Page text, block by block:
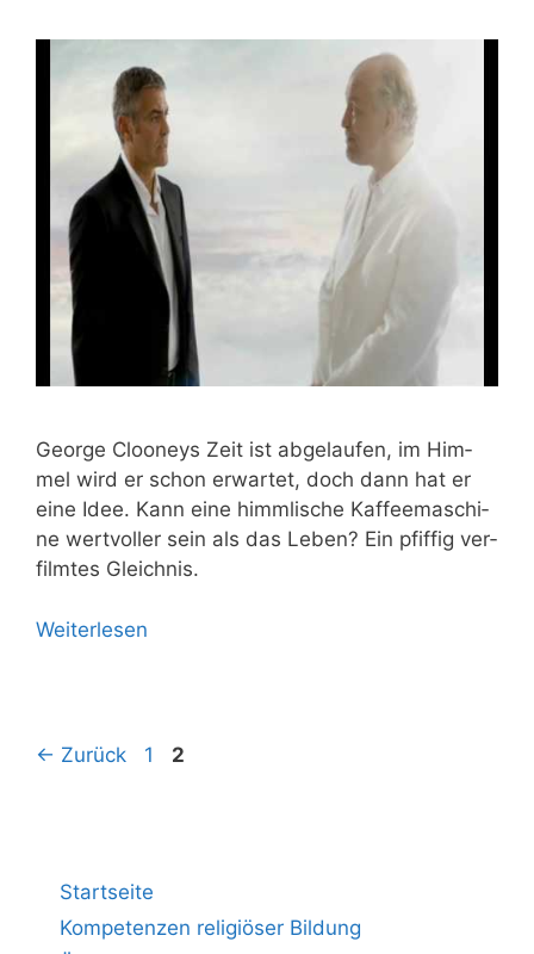
Geor­ge Cloo­neys Zeit ist abge­lau­fen, im Him­
mel wird er schon erwar­tet, doch dann hat er
eine Idee. Kann eine himm­li­sche Kaf­fee­ma­schi­
ne wert­vol­ler sein als das Leben? Ein pfif­fig ver­
film­tes Gleichnis.
Wei­ter­le­sen
← Zurück 1 2
Startseite
Kompetenzen religiöser Bildung